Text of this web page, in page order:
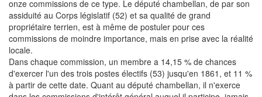
onze commissions de ce type. Le député chambellan, de par son
assiduité au Corps législatif (52) et sa qualité de grand
propriétaire terrien, est à même de postuler pour ces
commissions de moindre importance, mais en prise avec la réalité
locale.
Dans chaque commission, un membre a 14,15 % de chances
d'exercer l'un des trois postes électifs (53) jusqu'en 1861, et 11 %
à partir de cette date. Quant au député chambellan, il n'exerce